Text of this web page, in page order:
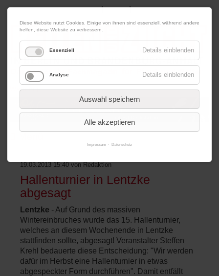
07. August 2026 Impressum|Kontakt|Datenschutz
Werbung
19.03.2013 15:40 von Redaktion
Hallenturnier in Lentzke
abgesagt
Lentzke - Auf Grund des massiven
Wintereinbruches wurde das 15. Hallenturnier,
welches an diesem Wochenende in Lentzke
stattfinden sollte, abgesagt! Veranstalter Steffen
Krehl bedauerte diese Entscheidung: "Wir werden
dafür im Herbst eine Hallenturnier in etwas
abgespeckter Form durchführen". Damit entfällt
Diese Website nutzt Cookies. Einige von ihnen sind essenziell, während andere
helfen, diese Website zu verbessern.
Essenziell Details einblenden
Analyse Details einblenden
Auswahl speichern
Alle akzeptieren
Impressum Datenschutz